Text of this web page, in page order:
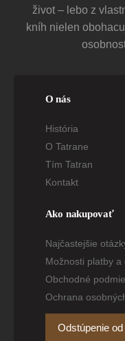
život – lebo z
kníh nielen
O nás
História
O Tatrane
Tím Tatran
Kontakt
Ako nakupovať
Najčastejšie
Možnosti platby a
Obchodné
Ochrana
Odstúpenie